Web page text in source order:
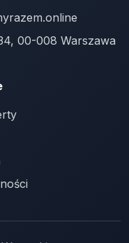
00-008 Warszawa